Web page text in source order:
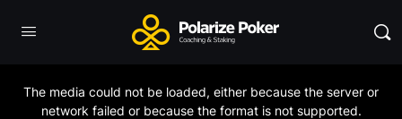
The media could not be loaded, either because the server or
network failed or because the format is not supported.